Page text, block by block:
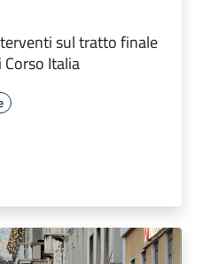
sul tratto finale
Italia